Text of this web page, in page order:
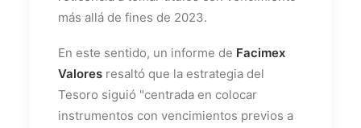
más allá de fines de 2023.
En este sentido, un informe de Facimex
Valores resaltó que la estrategia del
Tesoro siguió "centrada en colocar
instrumentos con vencimientos previos a